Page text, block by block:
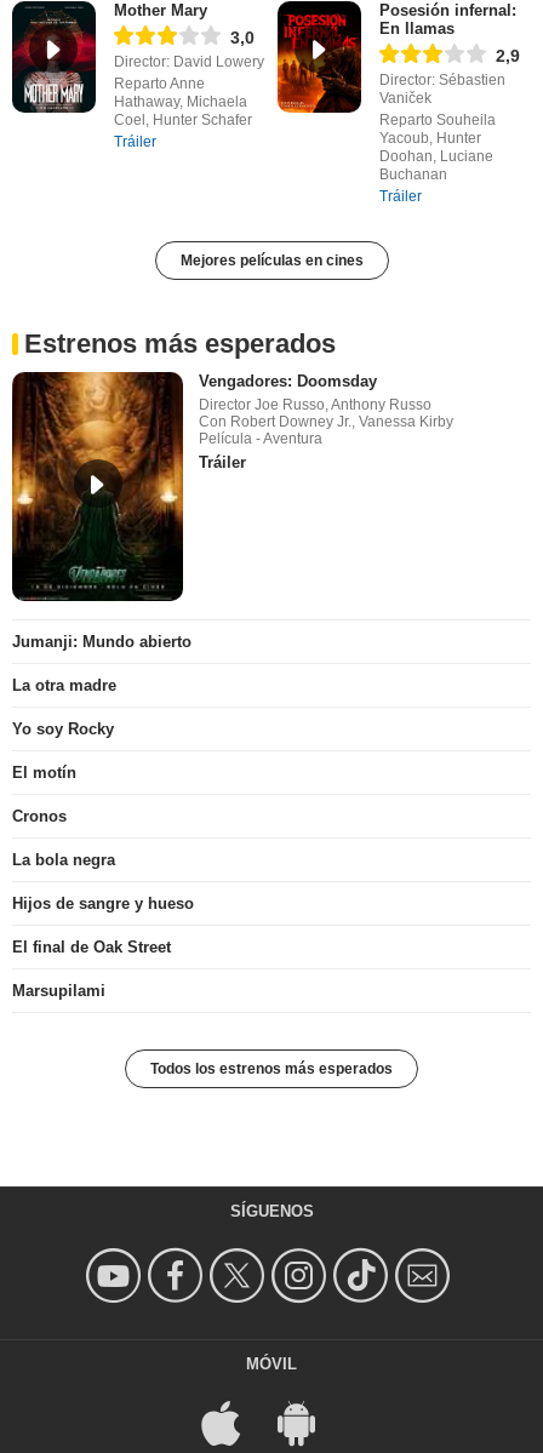
Mother Mary
3,0
Director: David Lowery
Reparto Anne
Hathaway, Michaela
Coel, Hunter Schafer
Tráiler
Posesión infernal:
En llamas
2,9
Director: Sébastien
Vaniček
Reparto Souheila
Yacoub, Hunter
Doohan, Luciane
Buchanan
Tráiler
Mejores películas en cines
Estrenos más esperados
Vengadores: Doomsday
Director Joe Russo, Anthony Russo
Con Robert Downey Jr., Vanessa Kirby
Película - Aventura
Tráiler
Jumanji: Mundo abierto
La otra madre
Yo soy Rocky
El motín
Cronos
La bola negra
Hijos de sangre y hueso
El final de Oak Street
Marsupilami
Todos los estrenos más esperados
SÍGUENOS
MÓVIL